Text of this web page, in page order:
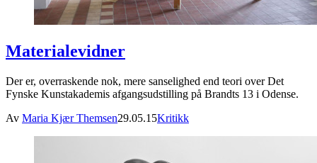
Materialevidner
Der er, overraskende nok, mere sanselighed end teori over Det
Fynske Kunstakademis afgangsudstilling på Brandts 13 i Odense.
Av Maria Kjær Themsen29.05.15Kritikk